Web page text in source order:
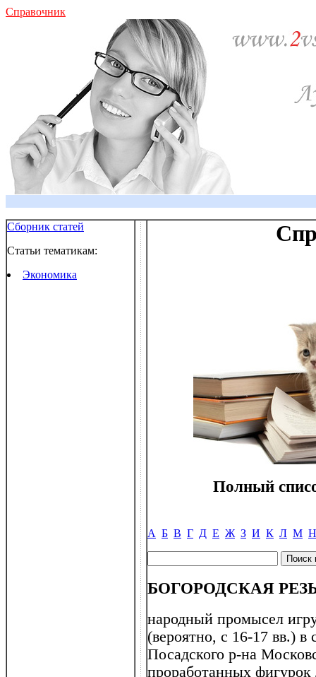
Справочник
Сборник статей
Статьи тематикам:
Экономика
Полный
А Б В Г Д Е Ж З И К Л М Н
БОГОРОДСКАЯ
народный промысел
(вероятно, с 16-17 вв.) в
Посадского р-на
проработанных